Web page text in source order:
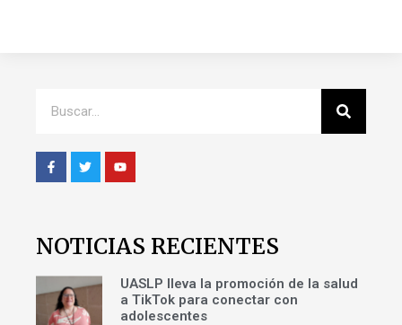
NOTICIAS RECIENTES
UASLP lleva la promoción de la salud
a TikTok para conectar con
adolescentes